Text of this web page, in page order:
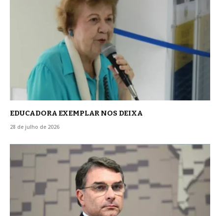
EDUCADORA EXEMPLAR NOS DEIXA
28 de julho de 2026